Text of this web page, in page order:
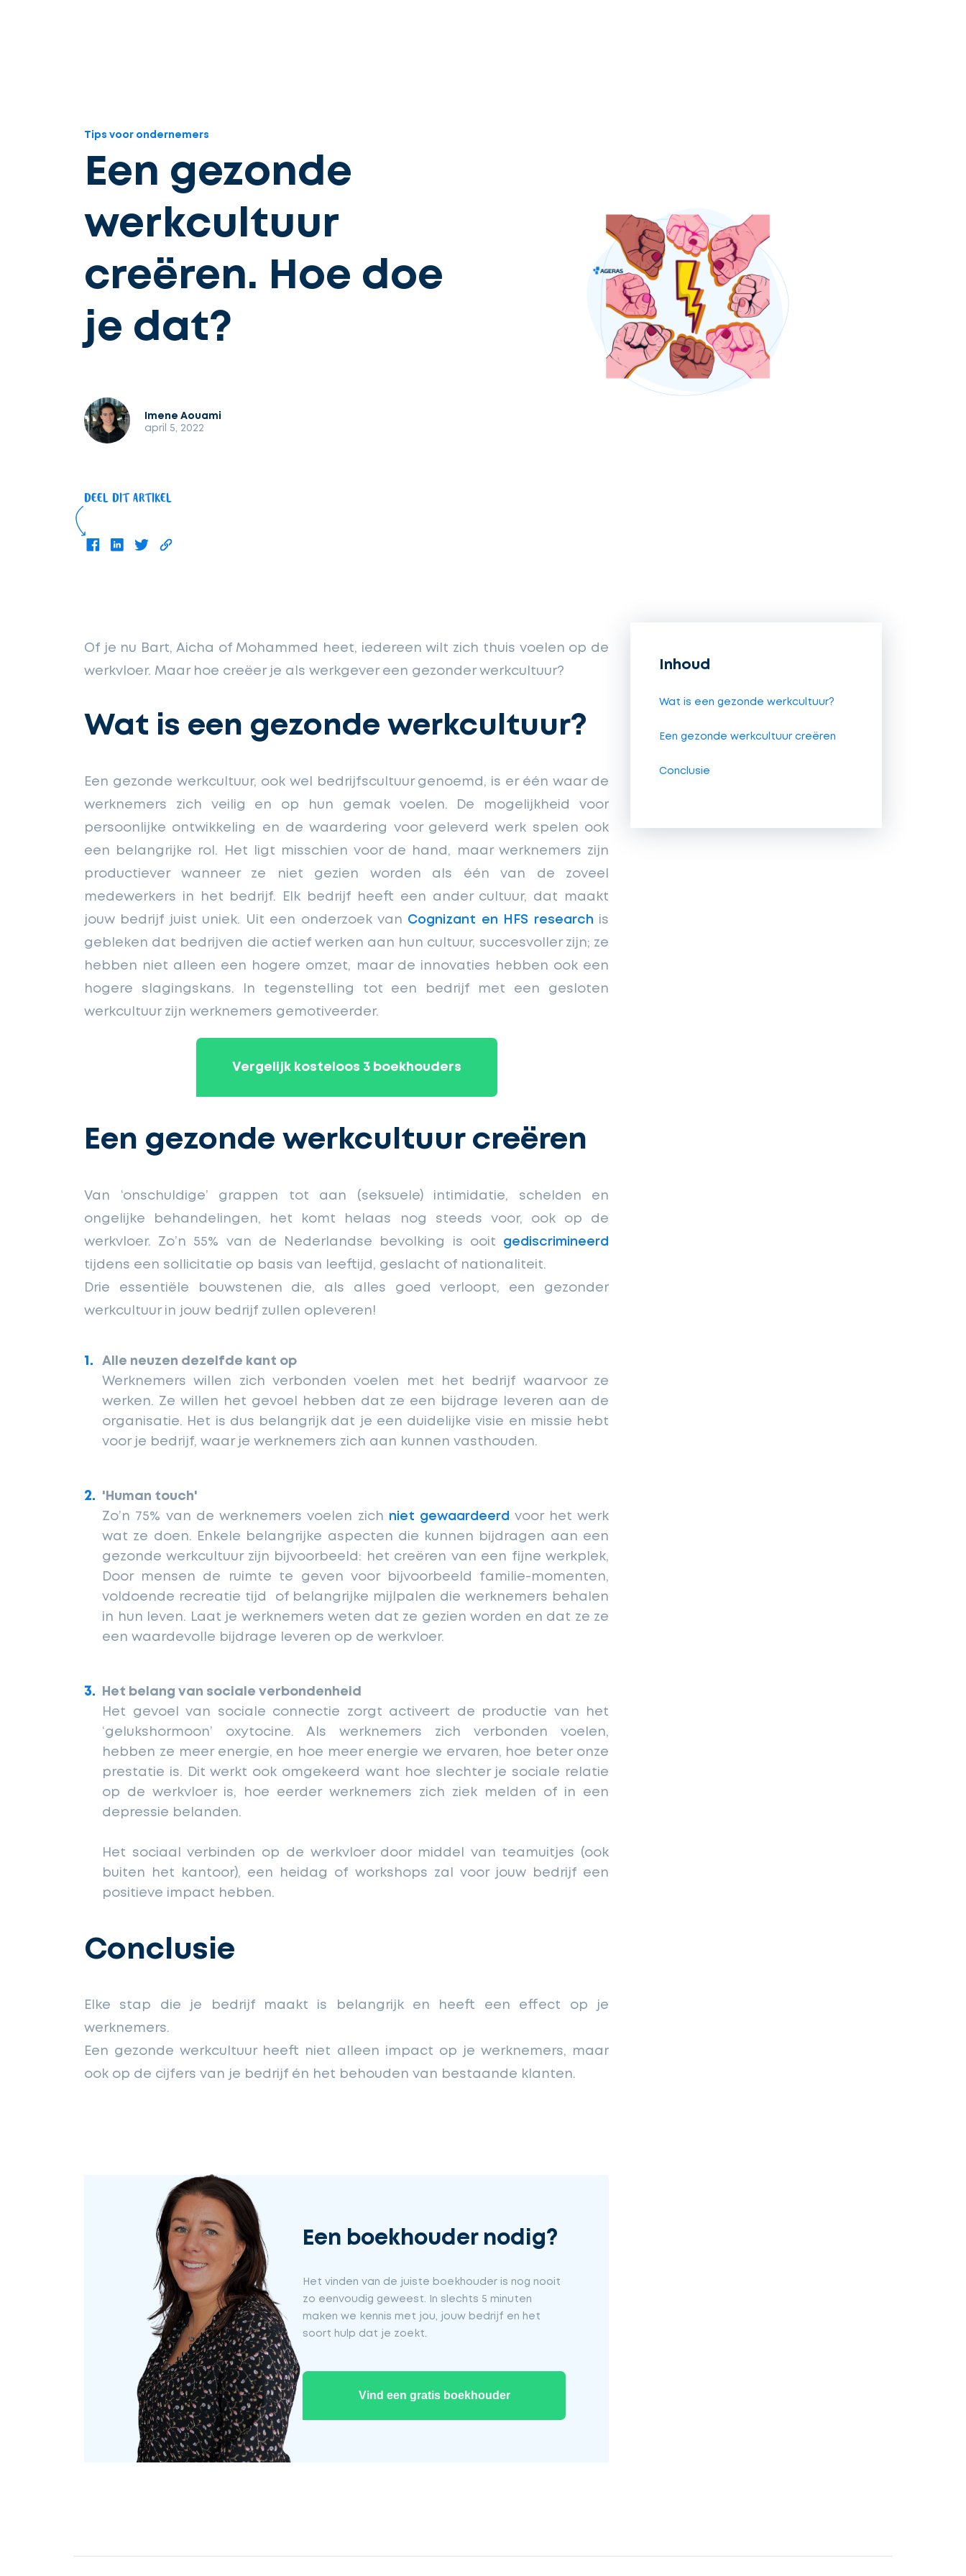
Tips voor ondernemers
Een gezonde
werkcultuur
creëren. Hoe doe
je dat?
Imene Aouami
april 5, 2022
DEEL DIT ARTIKEL
Of je nu Bart, Aicha of Mohammed heet, iedereen wilt zich thuis voelen op de
werkvloer. Maar hoe creëer je als werkgever een gezonder werkcultuur?
Wat is een gezonde werkcultuur?
Een gezonde werkcultuur, ook wel bedrijfscultuur genoemd, is er één waar de
werknemers zich veilig en op hun gemak voelen. De mogelijkheid voor
persoonlijke ontwikkeling en de waardering voor geleverd werk spelen ook
een belangrijke rol. Het ligt misschien voor de hand, maar werknemers zijn
productiever wanneer ze niet gezien worden als één van de zoveel
medewerkers in het bedrijf. Elk bedrijf heeft een ander cultuur, dat maakt
jouw bedrijf juist uniek. Uit een onderzoek van Cognizant en HFS research is
gebleken dat bedrijven die actief werken aan hun cultuur, succesvoller zijn; ze
hebben niet alleen een hogere omzet, maar de innovaties hebben ook een
hogere slagingskans. In tegenstelling tot een bedrijf met een gesloten
werkcultuur zijn werknemers gemotiveerder.
Vergelijk kosteloos 3 boekhouders
Een gezonde werkcultuur creëren
Van ‘onschuldige’ grappen tot aan (seksuele) intimidatie, schelden en
ongelijke behandelingen, het komt helaas nog steeds voor, ook op de
werkvloer. Zo’n 55% van de Nederlandse bevolking is ooit gediscrimineerd
tijdens een sollicitatie op basis van leeftijd, geslacht of nationaliteit.
Drie essentiële bouwstenen die, als alles goed verloopt, een gezonder
werkcultuur in jouw bedrijf zullen opleveren!
Alle neuzen dezelfde kant op
Werknemers willen zich verbonden voelen met het bedrijf waarvoor ze
werken. Ze willen het gevoel hebben dat ze een bijdrage leveren aan de
organisatie. Het is dus belangrijk dat je een duidelijke visie en missie hebt
voor je bedrijf, waar je werknemers zich aan kunnen vasthouden.
'Human touch'
Zo’n 75% van de werknemers voelen zich niet gewaardeerdvoor het werk
wat ze doen. Enkele belangrijke aspecten die kunnen bijdragen aan een
gezonde werkcultuur zijn bijvoorbeeld: het creëren van een fijne werkplek,
Door mensen de ruimte te geven voor bijvoorbeeld familie-momenten,
voldoende recreatie tijd of belangrijke mijlpalen die werknemers behalen
in hun leven. Laat je werknemers weten dat ze gezien worden en dat ze ze
een waardevolle bijdrage leveren op de werkvloer.
Het belang van sociale verbondenheid
Het gevoel van sociale connectie zorgt activeert de productie van het
‘gelukshormoon’ oxytocine. Als werknemers zich verbonden voelen,
hebben ze meer energie, en hoe meer energie we ervaren, hoe beter onze
prestatie is. Dit werkt ook omgekeerd want hoe slechter je sociale relatie
op de werkvloer is, hoe eerder werknemers zich ziek melden of in een
depressie belanden.
Het sociaal verbinden op de werkvloer door middel van teamuitjes (ook
buiten het kantoor), een heidag of workshops zal voor jouw bedrijf een
positieve impact hebben.
Conclusie
Elke stap die je bedrijf maakt is belangrijk en heeft een effect op je
werknemers.
Een gezonde werkcultuur heeft niet alleen impact op je werknemers, maar
ook op de cijfers van je bedrijf én het behouden van bestaande klanten.
Een boekhouder nodig?
Het vinden van de juiste boekhouder is nog nooit
zo eenvoudig geweest. In slechts 5 minuten
maken we kennis met jou, jouw bedrijf en het
soort hulp dat je zoekt.
Vind een gratis boekhouder
Inhoud
Wat is een gezonde werkcultuur?
Een gezonde werkcultuur creëren
Conclusie